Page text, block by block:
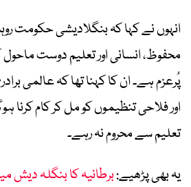
انہوں نے کہا کہ بنگلادیشی حکومت
محفوظ، انسانی اور تعلیم دوست
پُرعزم ہے۔ ان کا کہنا تھا کہ عالمی
اور فلاحی تنظیموں کو مل کر کام کرنا
تعلیم سے محروم نہ رہے۔
یہ بھی پڑھیے:برطانیہ کا بنگلہ دیش